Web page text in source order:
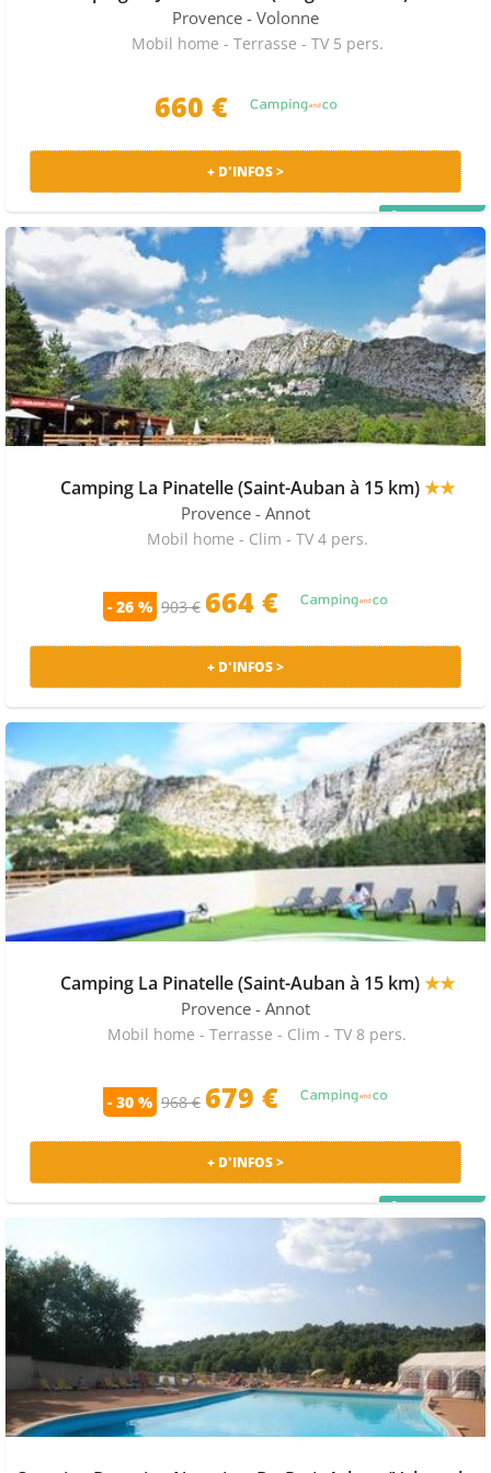
Provence - Volonne
Mobil home - Terrasse - TV 5 pers.
660 €
+ D'INFOS >
Camping La Pinatelle (Saint-Auban à 15 km)★★
Provence - Annot
Mobil home - Clim - TV 4 pers.
- 26 % 903 € 664 €
+ D'INFOS >
Camping La Pinatelle (Saint-Auban à 15 km)★★
Provence - Annot
Mobil home - Terrasse - Clim - TV 8 pers.
- 30 % 968 € 679 €
+ D'INFOS >